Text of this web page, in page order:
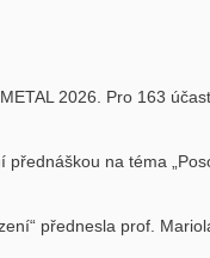
2026. Pro 163
přednáškou na téma
přednesla prof.